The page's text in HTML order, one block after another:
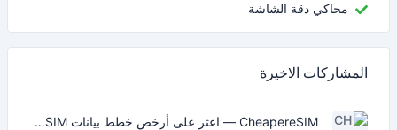
محاكي دقة الشاشة
المشاركات الاخيرة
CheapereSIM — اعثر على أرخص خطط بيانات eSIM للسفر في 2026